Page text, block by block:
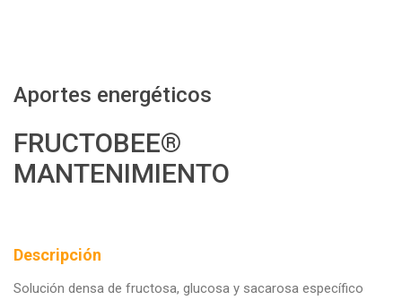
Aportes energéticos
FRUCTOBEE®
MANTENIMIENTO
Descripción
Solución densa de fructosa, glucosa y sacarosa específico